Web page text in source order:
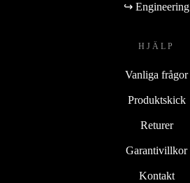
↪ Engineering
HJÄLP
Vanliga frågor
Produktskick
Returer
Garantivillkor
Kontakt